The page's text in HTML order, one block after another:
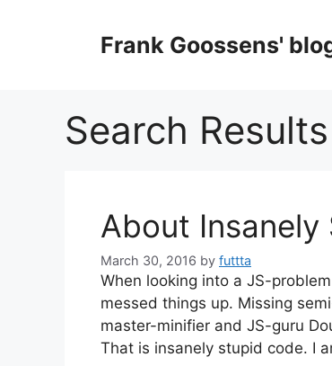
Frank Goossens'
Search
About Insanely
March 30, 2016 by futtta
When looking into a JS-
messed things up. Missing
master-minifier and JS-guru
That is insanely stupid code. I